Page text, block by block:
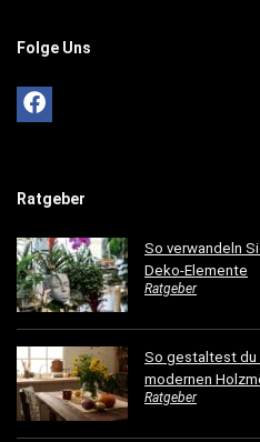
Folge Uns
Ratgeber
So verwandeln
Deko-Elemente
Ratgeber
So gestaltest du
modernen
Ratgeber